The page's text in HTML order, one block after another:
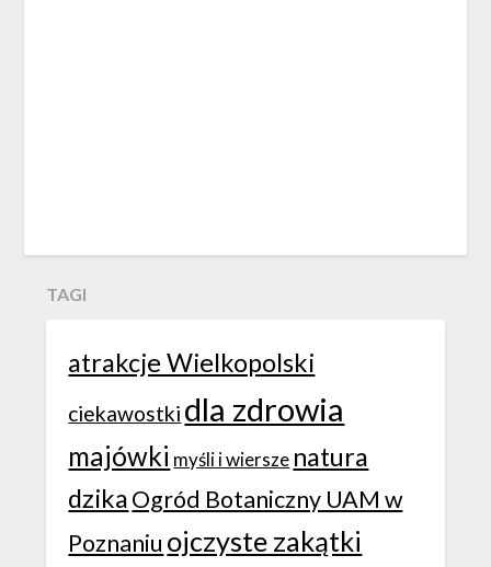
TAGI
atrakcje Wielkopolski
ciekawostki dla zdrowia
majówki myśli i wiersze natura
dzikaOgród Botaniczny UAM w
Poznaniu ojczyste zakątki